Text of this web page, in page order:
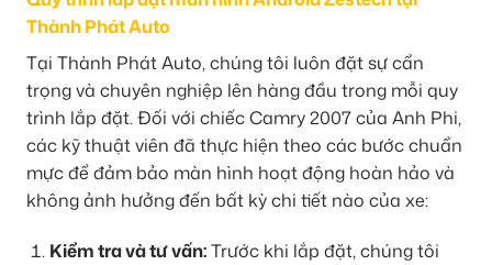
Thành Phát Auto
Tại Thành Phát Auto, chúng tôi luôn đặt sự cẩn
trọng và chuyên nghiệp lên hàng đầu trong mỗi quy
trình lắp đặt. Đối với chiếc Camry 2007 của Anh Phi,
các kỹ thuật viên đã thực hiện theo các bước chuẩn
mực để đảm bảo màn hình hoạt động hoàn hảo và
không ảnh hưởng đến bất kỳ chi tiết nào của xe:
Kiểm tra và tư vấn:Trước khi lắp đặt, chúng tôi